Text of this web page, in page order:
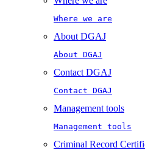
Where we are
About DGAJ
About DGAJ
Contact DGAJ
Contact DGAJ
Management tools
Management tools
Criminal Record